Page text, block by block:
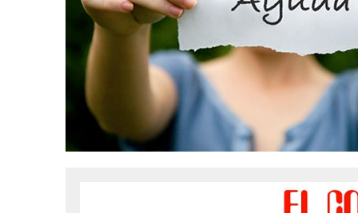
29 ENERO, 2023
10 PERSONAS DE LOS 10 AÑOS
13 DICIEMBRE, 2022
NOMINADOS X GALA PREMIOS EL COTILLEO 2023
28 ABRIL, 2022
| NOA SÁNCHEZ “LA MUÑEKA” PRESENTA SU
20 ABRIL, 2022
| “AHORA QUE TE VAS” LO NUEVO DE FRANCY LA REINA
10 ABRIL, 2022
ANDY RIVERA ACTÚA EL 29 DE ABRIL EN MADRID!
30 ENERO, 2022
LOS MEJORES VESTIDOS DE LA GALA
ESTE LUNES, 15 DE FEBRERO A LAS 10 AM EN EL